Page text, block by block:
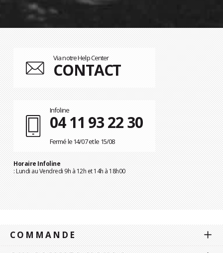
Via notre Help Center
CONTACT
Infoline
04 11 93 22 30
Fermé le 14/07 et le 15/08
Horaire Infoline
: Lundi au Vendredi 9h à 12h et 14h à 18h00
COMMANDE